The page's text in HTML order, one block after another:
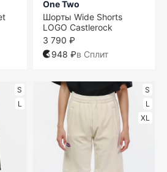
One Two
Шорты Wide Shorts
LOGO Castlerock
3 790 ₽
948 ₽в Сплит
S
L
S
L
XL